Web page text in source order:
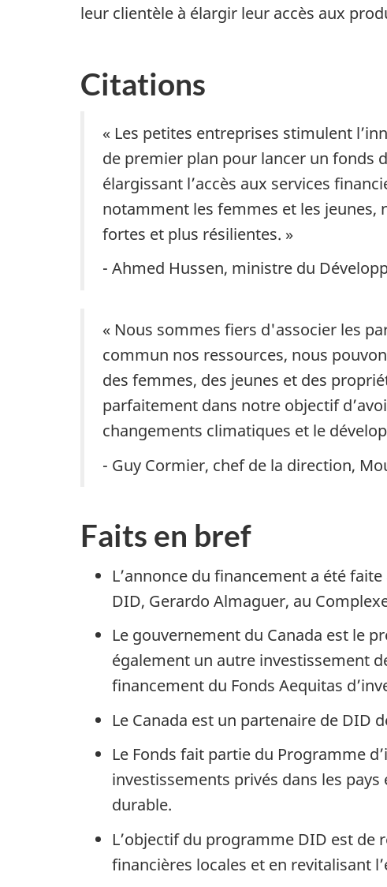
leur clientèle à élargir leur accès aux
Citations
« Les petites entreprises stimulent
de premier plan pour lancer un fonds
élargissant l’accès aux services
notamment les femmes et les jeunes,
fortes et plus résilientes. »
- Ahmed Hussen, ministre du
« Nous sommes fiers d'associer les
commun nos ressources, nous
des femmes, des jeunes et des
parfaitement dans notre objectif
changements climatiques et le
- Guy Cormier, chef de la direction,
Faits en bref
L’annonce du financement a été
DID, Gerardo Almaguer, au
Le gouvernement du Canada est le
également un autre investissement
financement du Fonds Aequitas
Le Canada est un partenaire de DID
Le Fonds fait partie du Programme
investissements privés dans les
durable.
L’objectif du programme DID est de
financières locales et en revitalisant